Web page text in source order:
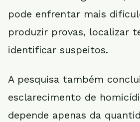
pode enfrentar mais
produzir provas, localizar
identificar suspeitos.
A pesquisa também
esclarecimento de
depende apenas da